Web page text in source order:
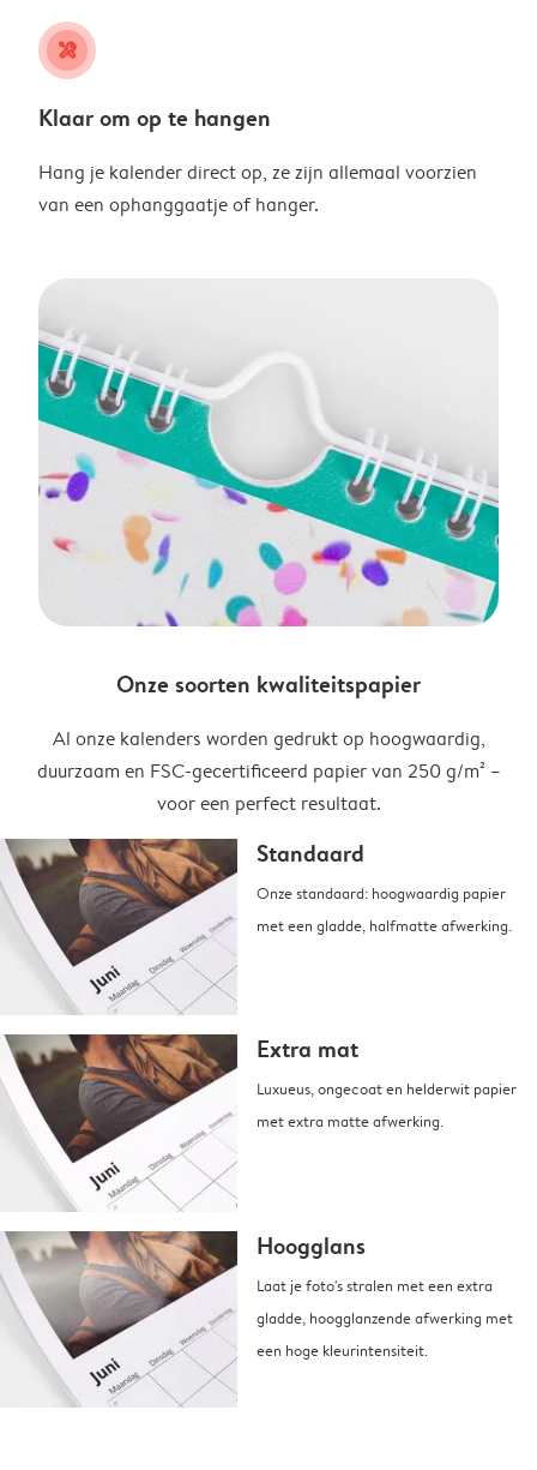
tools
Klaar om op te hangen
Hang je kalender direct op, ze zijn allemaal voorzien
van een ophanggaatje of hanger.
Onze soorten kwaliteitspapier
Al onze kalenders worden gedrukt op hoogwaardig,
duurzaam en FSC-gecertificeerd papier van 250 g/m² –
voor een perfect resultaat.
Standaard
Onze standaard: hoogwaardig papier
met een gladde, halfmatte afwerking.
Extra mat
Luxueus, ongecoat en helderwit papier
met extra matte afwerking.
Hoogglans
Laat je foto's stralen met een extra
gladde, hoogglanzende afwerking met
een hoge kleurintensiteit.